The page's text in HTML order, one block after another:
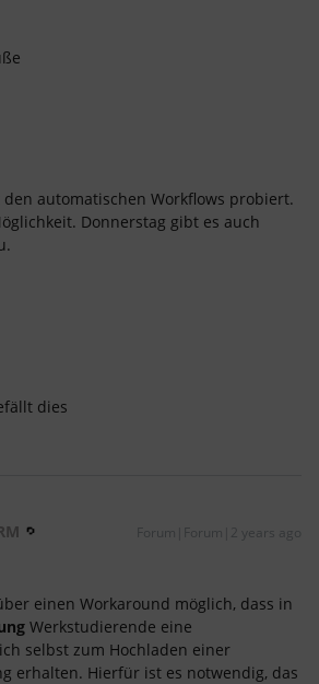
automatischen Workflows probiert.
Donnerstag gibt es auch
dies
Forum|Forum|2 years ago
einen Workaround möglich, dass in
Werkstudierende eine
selbst zum Hochladen einer
erhalten. Hierfür ist es notwendig, das